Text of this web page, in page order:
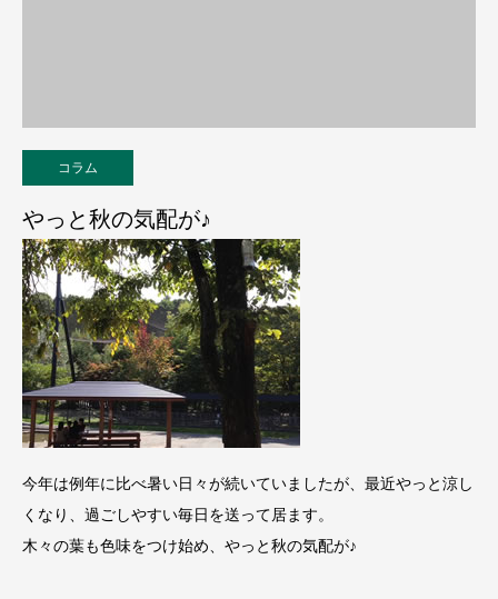
コラム
やっと秋の気配が♪
今年は例年に比べ暑い日々が続いていましたが、最近やっと涼し
くなり、過ごしやすい毎日を送って居ます。
木々の葉も色味をつけ始め、やっと秋の気配が♪